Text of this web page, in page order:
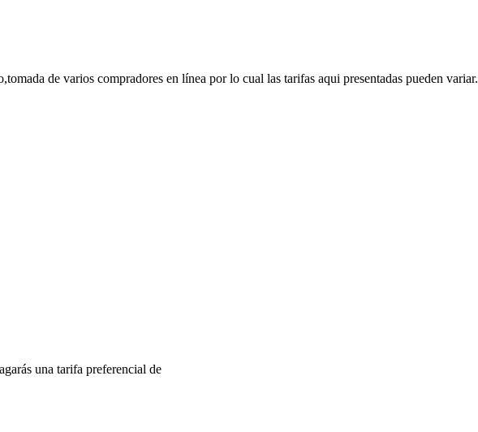
de varios compradores en línea por lo cual las tarifas aqui presentadas pueden variar.
una tarifa preferencial de